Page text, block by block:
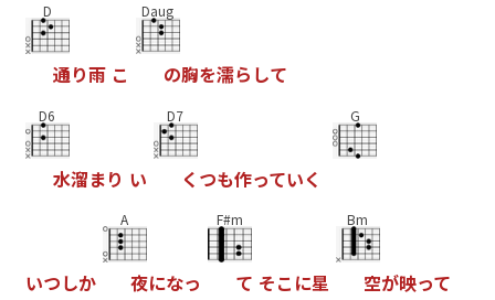
D
通り雨 こ
Daug
の胸を濡ら して
D6
水溜まり い
D7
く つも作っていく
G
いつしか
A
夜になっ
F#m
て そこ に星
Bm
空が映って